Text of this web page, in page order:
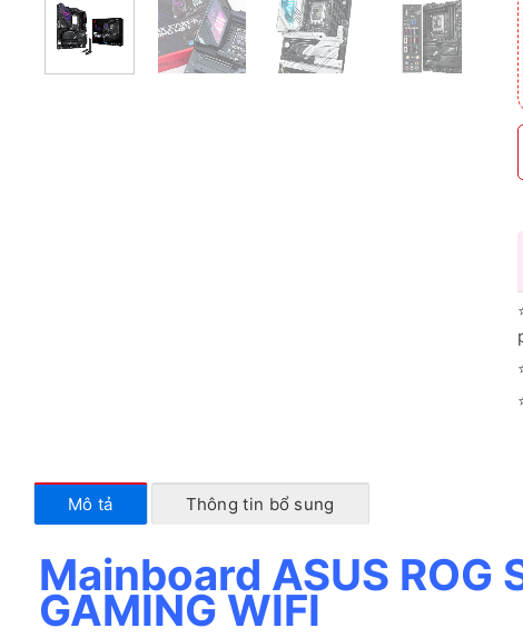
Mô tả Thông tin bổ sung
Mainboard ASUS ROG
GAMING WIFI